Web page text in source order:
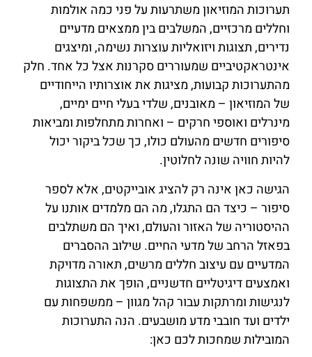
תערוכות המוזיאון משתרעות על פני כמה אולמות
וחללים מרכזיים, המשלבים בין ממצאים מדעיים
נדירים, תצוגות ויזואליות עוצרות נשימה, ומיצגים
אינטראקטיביים שמעוררים סקרנות אצל כל אחד. חלק
מהתערוכות קבועות, מציגות את אוצרותיו הייחודיים
של המוזיאון – מאובנים, שלדי בעלי חיים ימיים,
מינרלים ואוספי חרקים – ואחרות מתחלפות ומביאות
סיפורים חדשים מהעולם כולו, כך שכל ביקור יכול
להיות חוויה שונה לחלוטין.
הגישה כאן אינה רק להציג אובייקטים, אלא לספר
סיפור – כיצד הם התגלו, מה הם מלמדים אותנו על
ההיסטוריה של האזור והעולם, ואיך הם משתלבים
בפאזל הרחב של מדעי החיים. שילוב ההסברים
המדעיים עם עיצוב חללים מרשים, תאורה מדויקת
ואמצעים דיגיטליים חדשניים, הופך את התצוגות
לנגישות ומרתקות עבור קהל מגוון – ממשפחות עם
ילדים ועד חובבי מדע מושבעים. הנה התערוכות
המובילות שמחכות לכם כאן: